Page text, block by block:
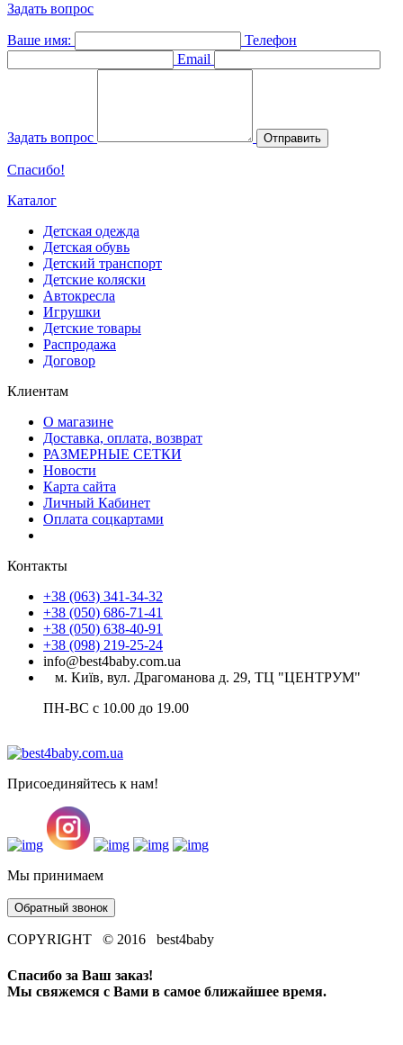
Задать вопрос
Ваше имя:
Телефон
Email
Задать вопрос Отправить
Спасибо!
Каталог
Детская одежда
Детская обувь
Детский транспорт
Детские коляски
Автокресла
Игрушки
Детские товары
Распродажа
Договор
Клиентам
О магазине
Доставка, оплата, возврат
РАЗМЕРНЫЕ СЕТКИ
Новости
Карта сайта
Личный Кабинет
Оплата соцкартами
Контакты
+38 (063) 341-34-32
+38 (050) 686-71-41
+38 (050) 638-40-91
+38 (098) 219-25-24
info@best4baby.com.ua
м. Київ, вул. Драгоманова д. 29, ТЦ "ЦЕНТРУМ"
ПН-ВС с 10.00 до 19.00
Присоединяйтесь к нам!
Мы принимаем
Обратный звонок
COPYRIGHT © 2016 best4baby
Спасибо за Ваш заказ!
Мы свяжемся с Вами в самое ближайшее время.